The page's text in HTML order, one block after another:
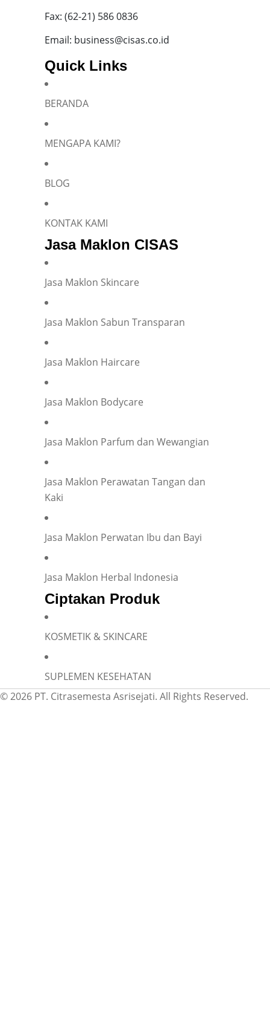
Fax: (62-21) 586 0836
Email: business@cisas.co.id
Quick Links
BERANDA
MENGAPA KAMI?
BLOG
KONTAK KAMI
Jasa Maklon CISAS
Jasa Maklon Skincare
Jasa Maklon Sabun Transparan
Jasa Maklon Haircare
Jasa Maklon Bodycare
Jasa Maklon Parfum dan Wewangian
Jasa Maklon Perawatan Tangan dan
Kaki
Jasa Maklon Perwatan Ibu dan Bayi
Jasa Maklon Herbal Indonesia
Ciptakan Produk
KOSMETIK & SKINCARE
SUPLEMEN KESEHATAN
© 2026 PT. Citrasemesta Asrisejati. All Rights Reserved.